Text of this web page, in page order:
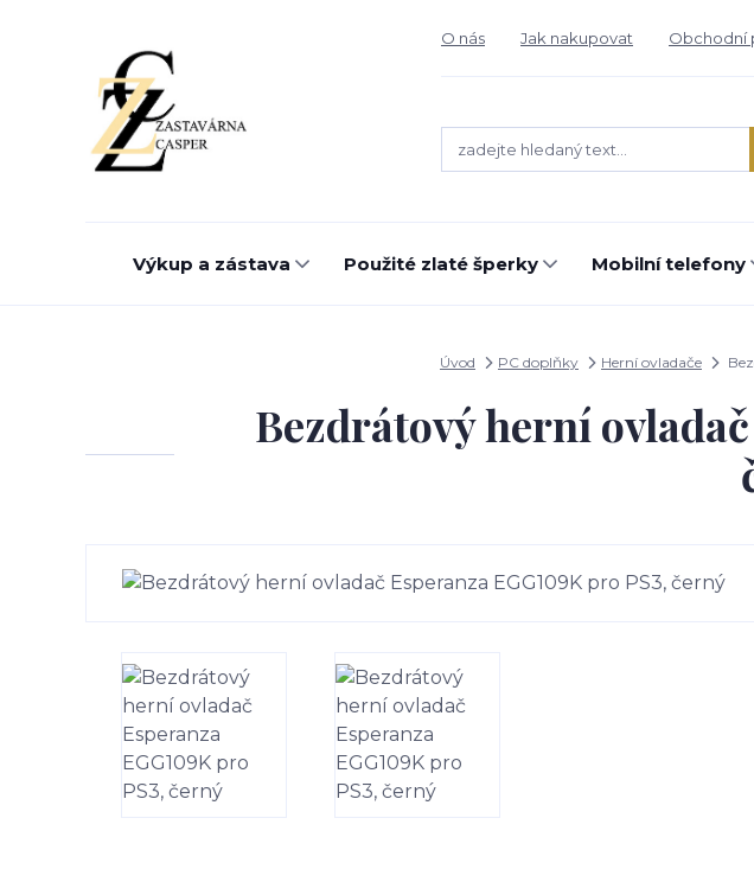
O nás Jak nakupovat Obchodní
Výkup a zástava Použité zlaté šperky Mobilní telefony
Úvod PC doplňky Herní ovladače
Bezdrátový herní